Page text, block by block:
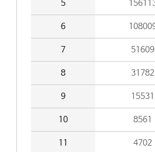
5
6
7 51609
8 31782
9 15531
10 8561
11 4702